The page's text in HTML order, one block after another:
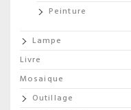
Peinture
Lampe
Livre
Mosaique
Outillage